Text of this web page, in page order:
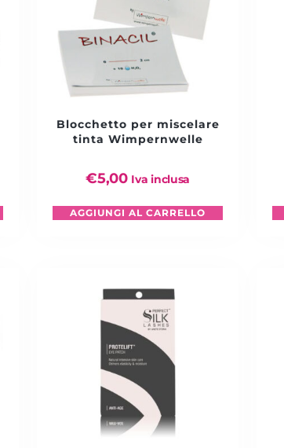
Blocchetto per miscelare
tinta Wimpernwelle
€5,00 Iva inclusa
AGGIUNGI AL CARRELLO